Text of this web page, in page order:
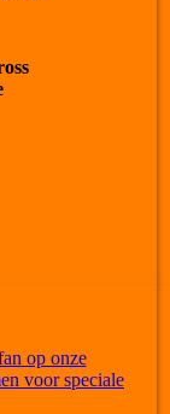
op onze
voor speciale